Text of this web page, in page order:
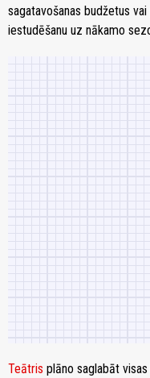
sagatavošanas budžetus
iestudēšanu uz nākamo
Teātris plāno saglabāt